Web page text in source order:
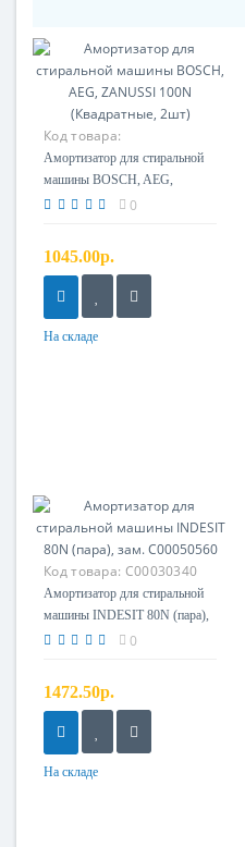
Код товара:
8996453289507
Амортизатор для стиральной
машины BOSCH, AEG,
ZANUSSI 100N (Квадратные,
0
1045.00р.
На складе
Код товара: C00030340
Амортизатор для стиральной
машины INDESIT 80N (пара),
зам. C000505600
1472.50р.
На складе